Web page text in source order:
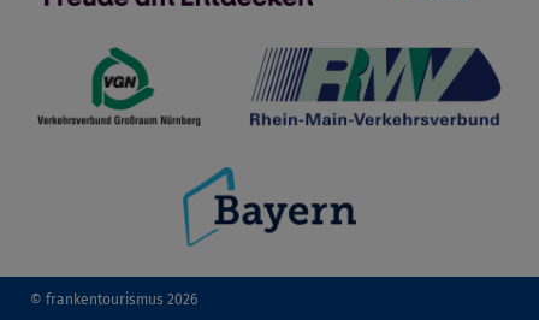
© frankentourismus 2026